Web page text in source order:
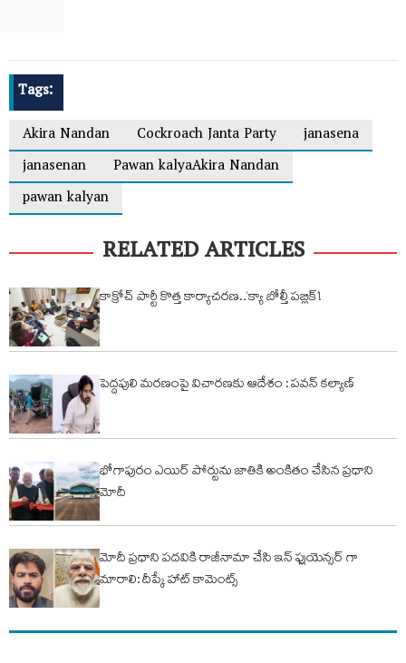
Tags:
Akira Nandan
Cockroach Janta Party
janasena
janasenan
Pawan kalyaAkira Nandan
pawan kalyan
RELATED ARTICLES
కాక్రోచ్ పార్టీ కొత్త కార్యాచరణ..‘క్యా బోల్తీ పబ్లిక్’!
పెద్దపులి మరణంపై విచారణకు ఆదేశం : పవన్ కల్యాణ్
భోగాపురం ఎయిర్ పోర్టును జాతికి అంకితం చేసిన ప్రధాని
మోదీ
మోదీ ప్రధాని పదవికి రాజీనామా చేసి ఇన్ ఫ్లుయెన్సర్ గా
మారాలి: దీప్కే హాట్ కామెంట్స్